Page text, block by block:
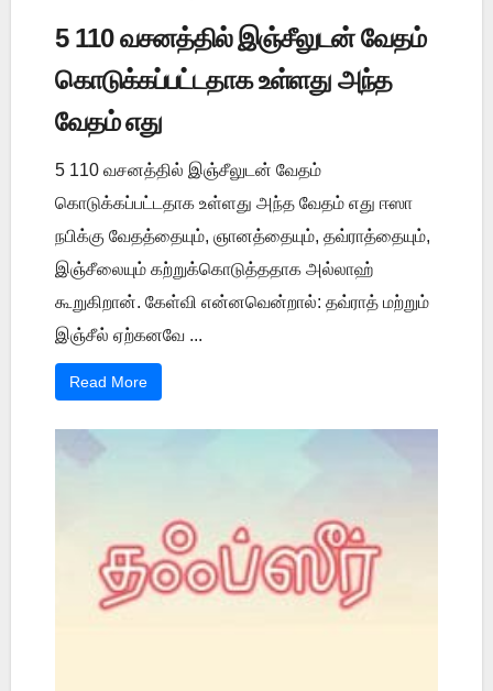
5 110 வசனத்தில் இஞ்சீலுடன் வேதம்
கொடுக்கப்பட்டதாக உள்ளது அந்த
வேதம் எது
5 110 வசனத்தில் இஞ்சீலுடன் வேதம்
கொடுக்கப்பட்டதாக உள்ளது அந்த வேதம் எது ஈஸா
நபிக்கு வேதத்தையும், ஞானத்தையும், தவ்ராத்தையும்,
இஞ்சீலையும் கற்றுக்கொடுத்ததாக அல்லாஹ்
கூறுகிறான். கேள்வி என்னவென்றால்: தவ்ராத் மற்றும்
இஞ்சீல் ஏற்கனவே ...
Read More